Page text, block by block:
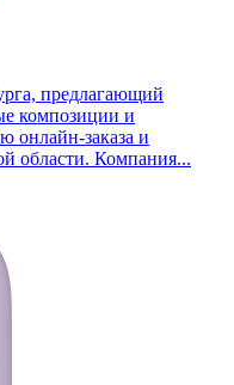
предлагающий
композиции и
онлайн-заказа и
области. Компания...